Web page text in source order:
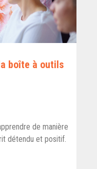
boîte à outils
de manière
détendu et positif.